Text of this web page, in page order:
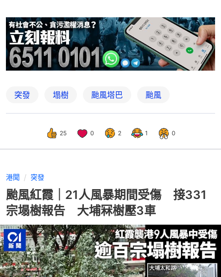
突發 塌樹 颱風塔巴 颱風
25 0 2 1 0
港聞 突發
颱風紅霞｜21人風暴期間受傷 接331
宗塌樹報告 大埔冧樹壓3車